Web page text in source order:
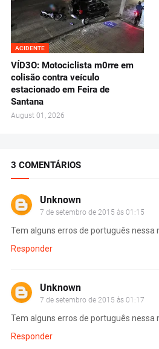
ACIDENTE
VÍD3O: Motociclista m0rre em
colisão contra veículo
estacionado em Feira de
Santana
August 01, 2026
3 COMENTÁRIOS
Unknown
7 de setembro de 2015 às 01:15
Tem alguns erros de português nessa
Responder
Unknown
7 de setembro de 2015 às 01:17
Tem alguns erros de português nessa
Responder